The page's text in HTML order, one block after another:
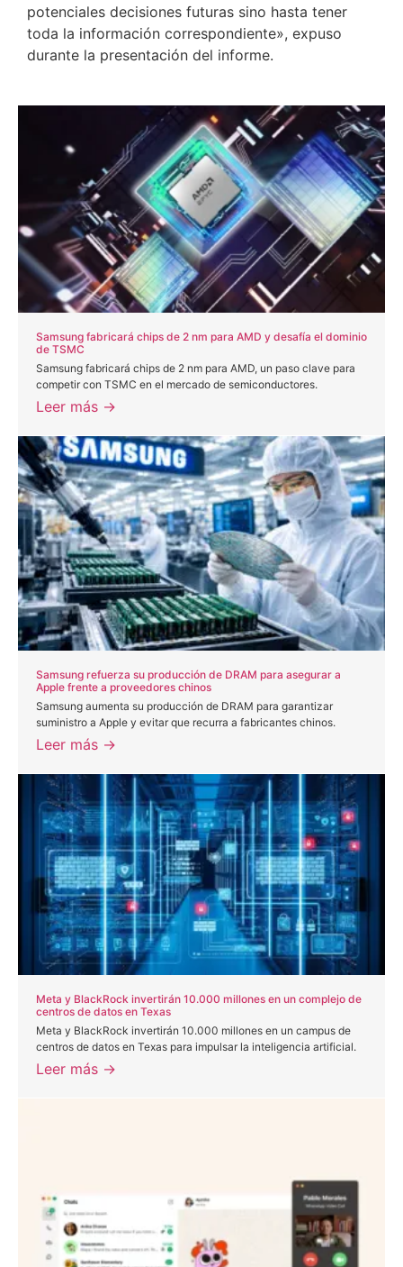
potenciales decisiones futuras sino hasta tener
toda la información correspondiente», expuso
durante la presentación del informe.
Samsung fabricará chips de 2 nm para AMD y desafía el dominio
de TSMC
Samsung fabricará chips de 2 nm para AMD, un paso clave para
competir con TSMC en el mercado de semiconductores.
Leer más →
Samsung refuerza su producción de DRAM para asegurar a
Apple frente a proveedores chinos
Samsung aumenta su producción de DRAM para garantizar
suministro a Apple y evitar que recurra a fabricantes chinos.
Leer más →
Meta y BlackRock invertirán 10.000 millones en un complejo de
centros de datos en Texas
Meta y BlackRock invertirán 10.000 millones en un campus de
centros de datos en Texas para impulsar la inteligencia artificial.
Leer más →